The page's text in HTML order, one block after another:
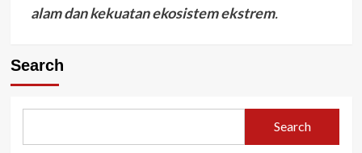
alam dan kekuatan ekosistem ekstrem.
Search
Search